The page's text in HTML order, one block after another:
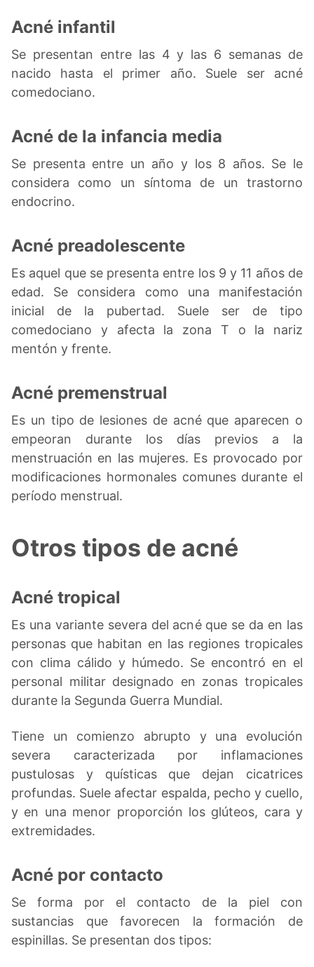
Acné infantil
Se presentan entre las 4 y las 6 semanas de
nacido hasta el primer año. Suele ser acné
comedociano.
Acné de la infancia media
Se presenta entre un año y los 8 años. Se le
considera como un síntoma de un trastorno
endocrino.
Acné preadolescente
Es aquel que se presenta entre los 9 y 11 años de
edad. Se considera como una manifestación
inicial de la pubertad. Suele ser de tipo
comedociano y afecta la zona T o la nariz
mentón y frente.
Acné premenstrual
Es un tipo de lesiones de acné que aparecen o
empeoran durante los días previos a la
menstruación en las mujeres. Es provocado por
modificaciones hormonales comunes durante el
período menstrual.
Otros tipos de acné
Acné tropical
Es una variante severa del acné que se da en las
personas que habitan en las regiones tropicales
con clima cálido y húmedo. Se encontró en el
personal militar designado en zonas tropicales
durante la Segunda Guerra Mundial.
Tiene un comienzo abrupto y una evolución
severa caracterizada por inflamaciones
pustulosas y quísticas que dejan cicatrices
profundas. Suele afectar espalda, pecho y cuello,
y en una menor proporción los glúteos, cara y
extremidades.
Acné por contacto
Se forma por el contacto de la piel con
sustancias que favorecen la formación de
espinillas. Se presentan dos tipos: